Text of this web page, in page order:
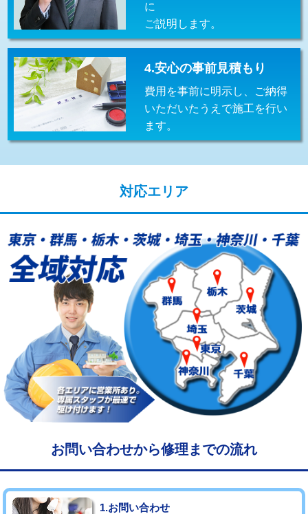
持込商品取付（混合水栓） 16,500円
持込商品取付（浄水器・分岐水栓） 16,500円
給水管工事※（ホール加工) 16,500円
給水管工事※（バンド止め) 3,300円
給水管工事※（支持金具設置)
業)
給水管工事※（塩ビ管（VP・HI）使
用/3ｍまで)
33,000円
給水管工事※（塩ビ管（VP・HI）使
用（追加）/3ｍ超え)
+8,800円
給水管工事※（ライニング鋼管・銅
管・ポリ管・HT管使用/3ｍまで)
44,000円
給水管工事※（ライニング鋼管・銅
管・ポリ管・HT管使用/3ｍ超え)
+8,800円
マス交換（土の掘削・埋め戻し作業） 11,000円~
マス交換（深さ50㎝未満） 55,000円
マス交換（深さ50㎝以上） 66,000円
コンクリート斫り（厚さ10㎝まで）
に
ご説明します。
4.安心の事前見積もり
費用を事前に明示し、ご納得
いただいたうえで施工を行い
ます。
対応エリア
お問い合わせから修理までの流れ
1.お問い合わせ